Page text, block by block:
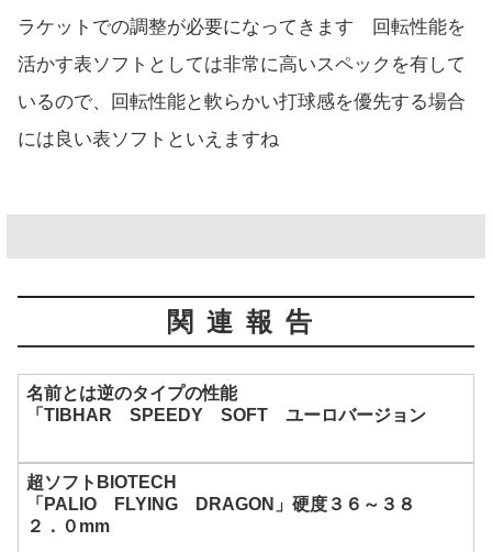
ラケットでの調整が必要になってきます 回転性能を
活かす表ソフトとしては非常に高いスペックを有して
いるので、回転性能と軟らかい打球感を優先する場合
には良い表ソフトといえますね
関連報告
名前とは逆のタイプの性能
「TIBHAR SPEEDY SOFT ユーロバージョン
超ソフトBIOTECH
「PALIO FLYING DRAGON」硬度３６～３８
２．０mm